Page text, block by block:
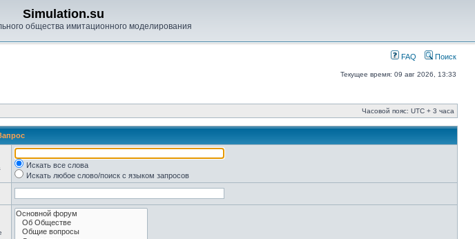
Simulation.su
общества имитационного моделирования
FAQ Поиск
Текущее время: 09 авг 2026, 13:33
Часовой пояс: UTC + 3 часа
Искать все слова
Искать любое слово/поиск с языком запросов